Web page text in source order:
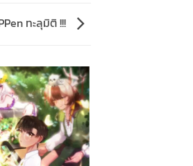
ทะลุมิติ !!!